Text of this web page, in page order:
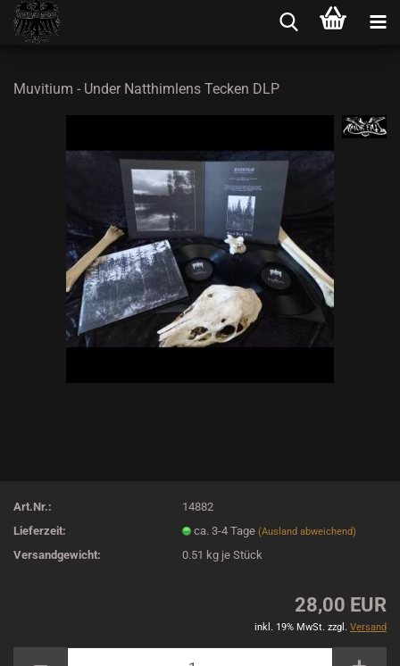
Muvitium - Under Natthimlens Tecken DLP
Art.Nr.:
14882
Lieferzeit:
ca. 3-4 Tage(Ausland abweichend)
Versandgewicht: 0.51 kg je Stück
28,00 EUR
inkl. 19% MwSt. zzgl. Versand